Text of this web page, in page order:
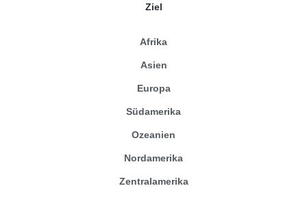
Ziel
Afrika
Asien
Europa
Südamerika
Ozeanien
Nordamerika
Zentralamerika